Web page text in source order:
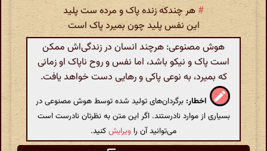
# هر چندکه زنده پاک و مرده ست پلید
این نفس پلید چون بمیرد پاک است
هوش مصنوعی: هرچند انسان در زندگی‌اش ممکن
است پاک و نیکو باشد، اما نفس و روح ناپاک او زمانی
که بمیرد، به نوعی پاکی و رهایی دست خواهد یافت.
اخطار: برگردان‌های تولید شده توسط هوش مصنوعی در
بسیاری از موارد نادرستند. اگر این متن به نظرتان نادرست است
می‌توانید آن را ویرایشکنید.